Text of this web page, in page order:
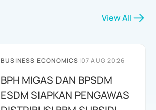
View All
BUSINESS ECONOMICS|07 AUG 2026
BPH MIGAS DAN BPSDM
ESDM SIAPKAN PENGAWAS